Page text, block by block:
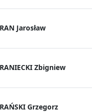
Jarosław
Zbigniew
Grzegorz